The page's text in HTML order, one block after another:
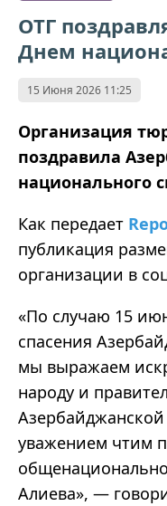
ОТГ
Днем
15 Июня 2026 11:25
Организация
поздравила
национального
Как передает
публикация
организации в
«По случаю 15
спасения
мы выражаем
народу и
уважением чтим
Алиева», —